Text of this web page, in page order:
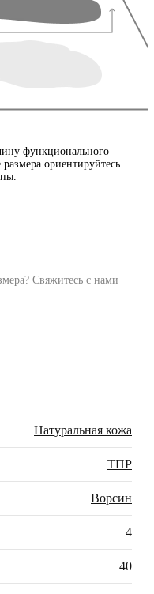
функционального
ориентируйтесь
Свяжитесь с нами
Натуральная кожа
ТПР
Ворсин
4
40